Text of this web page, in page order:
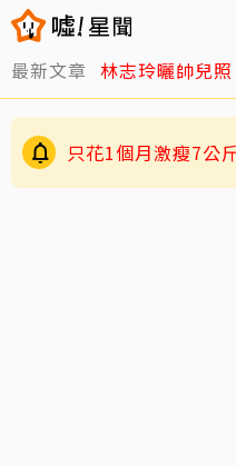
最新文章 林志玲曬帥兒照
只花1個月激瘦7公